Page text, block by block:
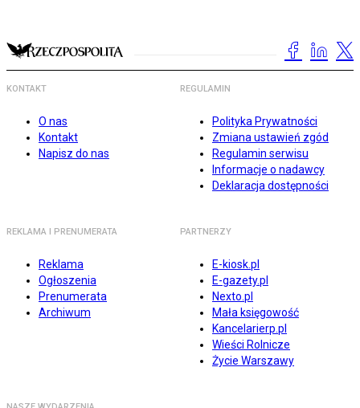
KONTAKT
O nas
Kontakt
Napisz do nas
REGULAMIN
Polityka Prywatności
Zmiana ustawień zgód
Regulamin serwisu
Informacje o nadawcy
Deklaracja dostępności
REKLAMA I PRENUMERATA
Reklama
Ogłoszenia
Prenumerata
Archiwum
PARTNERZY
E-kiosk.pl
E-gazety.pl
Nexto.pl
Mała księgowość
Kancelarierp.pl
Wieści Rolnicze
Życie Warszawy